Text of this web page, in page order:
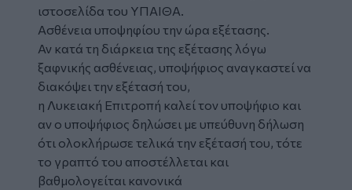
ιστοσελίδα του ΥΠΑΙΘΑ.
Ασθένεια υποψηφίου την ώρα εξέτασης.
Αν κατά τη διάρκεια της εξέτασης λόγω
ξαφνικής ασθένειας, υποψήφιος αναγκαστεί να
διακόψει την εξέτασή του,
η Λυκειακή Επιτροπή καλεί τον υποψήφιο και
αν ο υποψήφιος δηλώσει με υπεύθυνη δήλωση
ότι ολοκλήρωσε τελικά την εξέτασή του, τότε
το γραπτό του αποστέλλεται και
βαθμολογείται κανονικά